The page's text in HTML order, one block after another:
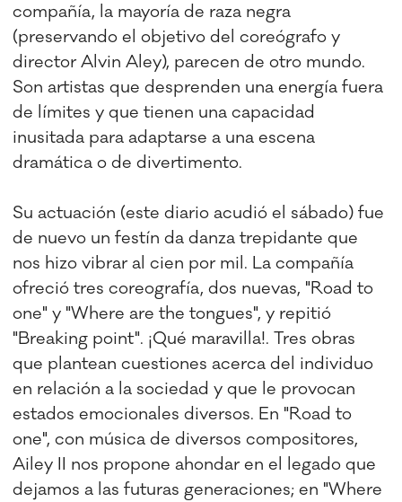
compañía, la mayoría de raza negra
(preservando el objetivo del coreógrafo y
director Alvin Aley), parecen de otro mundo.
Son artistas que desprenden una energía fuera
de límites y que tienen una capacidad
inusitada para adaptarse a una escena
dramática o de divertimento.
Su actuación (este diario acudió el sábado) fue
de nuevo un festín da danza trepidante que
nos hizo vibrar al cien por mil. La compañía
ofreció tres coreografía, dos nuevas, "Road to
one" y "Where are the tongues", y repitió
"Breaking point". ¡Qué maravilla!. Tres obras
que plantean cuestiones acerca del individuo
en relación a la sociedad y que le provocan
estados emocionales diversos. En "Road to
one", con música de diversos compositores,
Ailey II nos propone ahondar en el legado que
dejamos a las futuras generaciones; en "Where